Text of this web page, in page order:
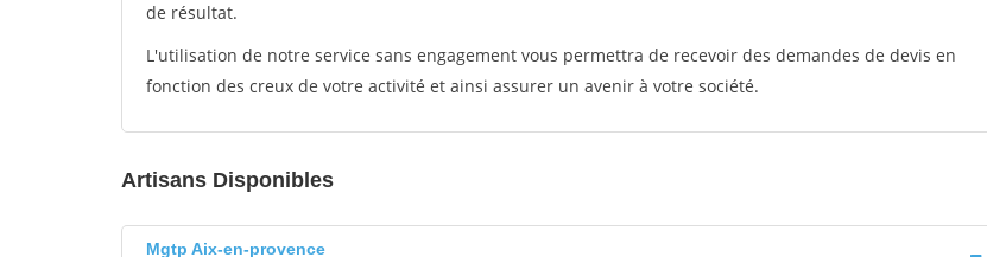
de résultat.
L'utilisation de notre service sans engagement vous permettra de recevoir des demandes de devis en
fonction des creux de votre activité et ainsi assurer un avenir à votre société.
Artisans Disponibles
Mgtp Aix-en-provence